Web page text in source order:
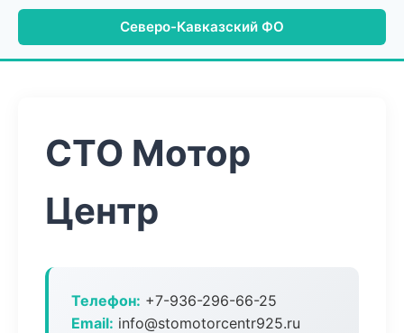
Северо-Кавказский ФО
СТО Мотор
Центр
Телефон: +7-936-296-66-25
Email: info@stomotorcentr925.ru